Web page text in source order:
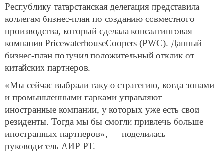
Республику татарстанская делегация представила
коллегам бизнес-план по созданию совместного
производства, который сделала консалтинговая
компания PricewaterhouseCoopers (PWC). Данный
бизнес-план получил положительный отклик от
китайских партнеров.
«Мы сейчас выбрали такую стратегию, когда зонами
и промышленными парками управляют
иностранные компании, у которых уже есть свои
резиденты. Тогда мы бы смогли привлечь больше
иностранных партнеров», — поделилась
руководитель АИР РТ.